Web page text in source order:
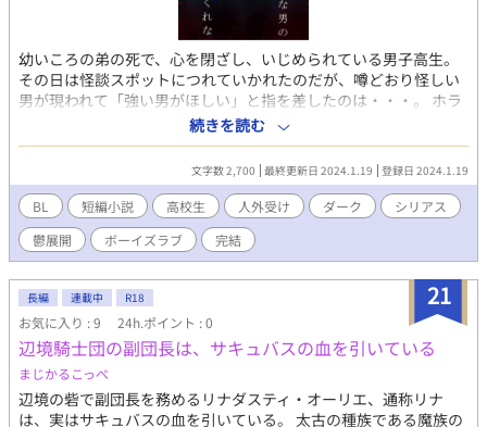
幼いころの弟の死で、心を閉ざし、いじめられている男子高生。
その日は怪談スポットにつれていかれたのだが、噂どおり怪しい
男が現われて「強い男がほしい」と指を差したのは・・・。 ホラ
ーチックでアダルトなBL短編です。R18。 BL小説「雨に打たれな
がら『子供を生ませて』とすがる彼に孕ませた『それ』」のおま
けです。 元の小説は電子書籍で販売中。 詳細が知れるブログのリ
ンクは↓にあります。
続きを読む
文字数 2,700 最終更新日 2024.1.19 登録日 2024.1.19
BL 短編小説 高校生 人外受け ダーク
シリアス
鬱展開
ボーイズラブ 完結
21
長編 連載中 R18
お気に入り : 9 24h.ポイント : 0
辺境騎士団の副団長は、サキュバスの血を引いている
まじかるこっぺ
辺境の砦で副団長を務めるリナダスティ・オーリエ、通称リナ
は、実はサキュバスの血を引いている。 太古の種族である魔族の